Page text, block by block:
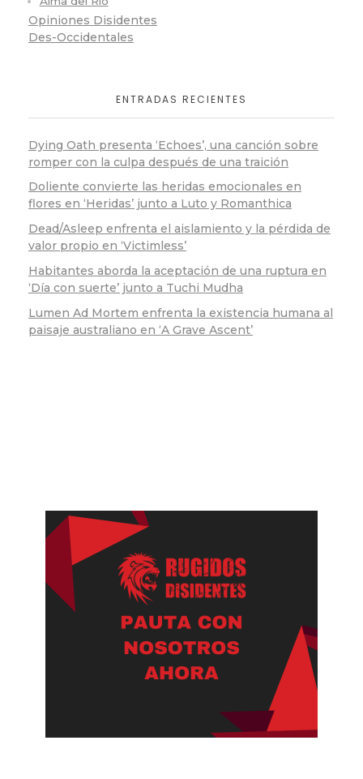
Opiniones Disidentes
Des-Occidentales
ENTRADAS RECIENTES
Dying Oath presenta ‘Echoes’, una canción sobre
romper con la culpa después de una traición
Doliente convierte las heridas emocionales en
flores en ‘Heridas’ junto a Luto y Romanthica
Dead/Asleep enfrenta el aislamiento y la pérdida de
valor propio en ‘Victimless’
Habitantes aborda la aceptación de una ruptura en
‘Día con suerte’ junto a Tuchi Mudha
Lumen Ad Mortem enfrenta la existencia humana al
paisaje australiano en ‘A Grave Ascent’